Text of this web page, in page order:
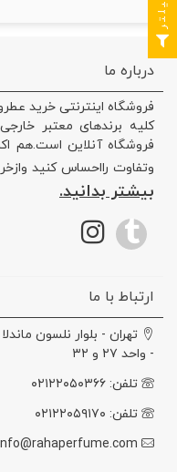
درباره ما
فروشگاه اینترنتی خرید
کلیه برندهای معتبر
فروشگاه آنلاین است.هم
وتفاوت رااحساس کنید
بیشتر بدانید.
ارتباط با ما
تهران - بلوار نلسون
- واحد ۲۷ و ۳۲
تلفن: ۰۲۱۲۲۰۵۰۳۶۶
تلفن: ۰۲۱۲۲۰۵۹۱۷۰
فیلتر